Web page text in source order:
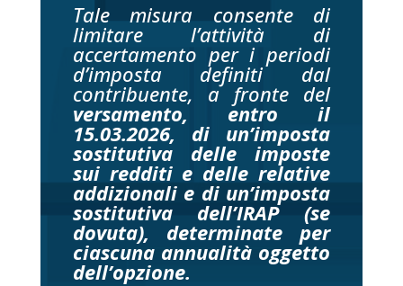
Tale misura consente di
limitare l’attività di
accertamento per i periodi
d’imposta definiti dal
contribuente, a fronte del
versamento, entro il
15.03.2026, di un’imposta
sostitutiva delle imposte
sui redditi e delle relative
addizionali e di un’imposta
sostitutiva dell’IRAP (se
dovuta), determinate per
ciascuna annualità oggetto
dell’opzione.